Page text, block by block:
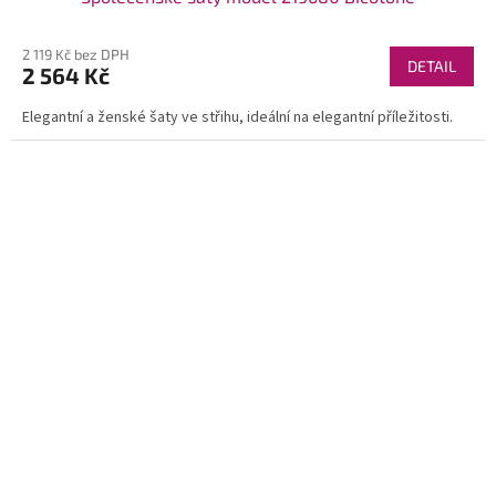
2 119 Kč bez DPH
2 564 Kč DETAIL
Elegantní a ženské šaty ve střihu, ideální na elegantní příležitosti.